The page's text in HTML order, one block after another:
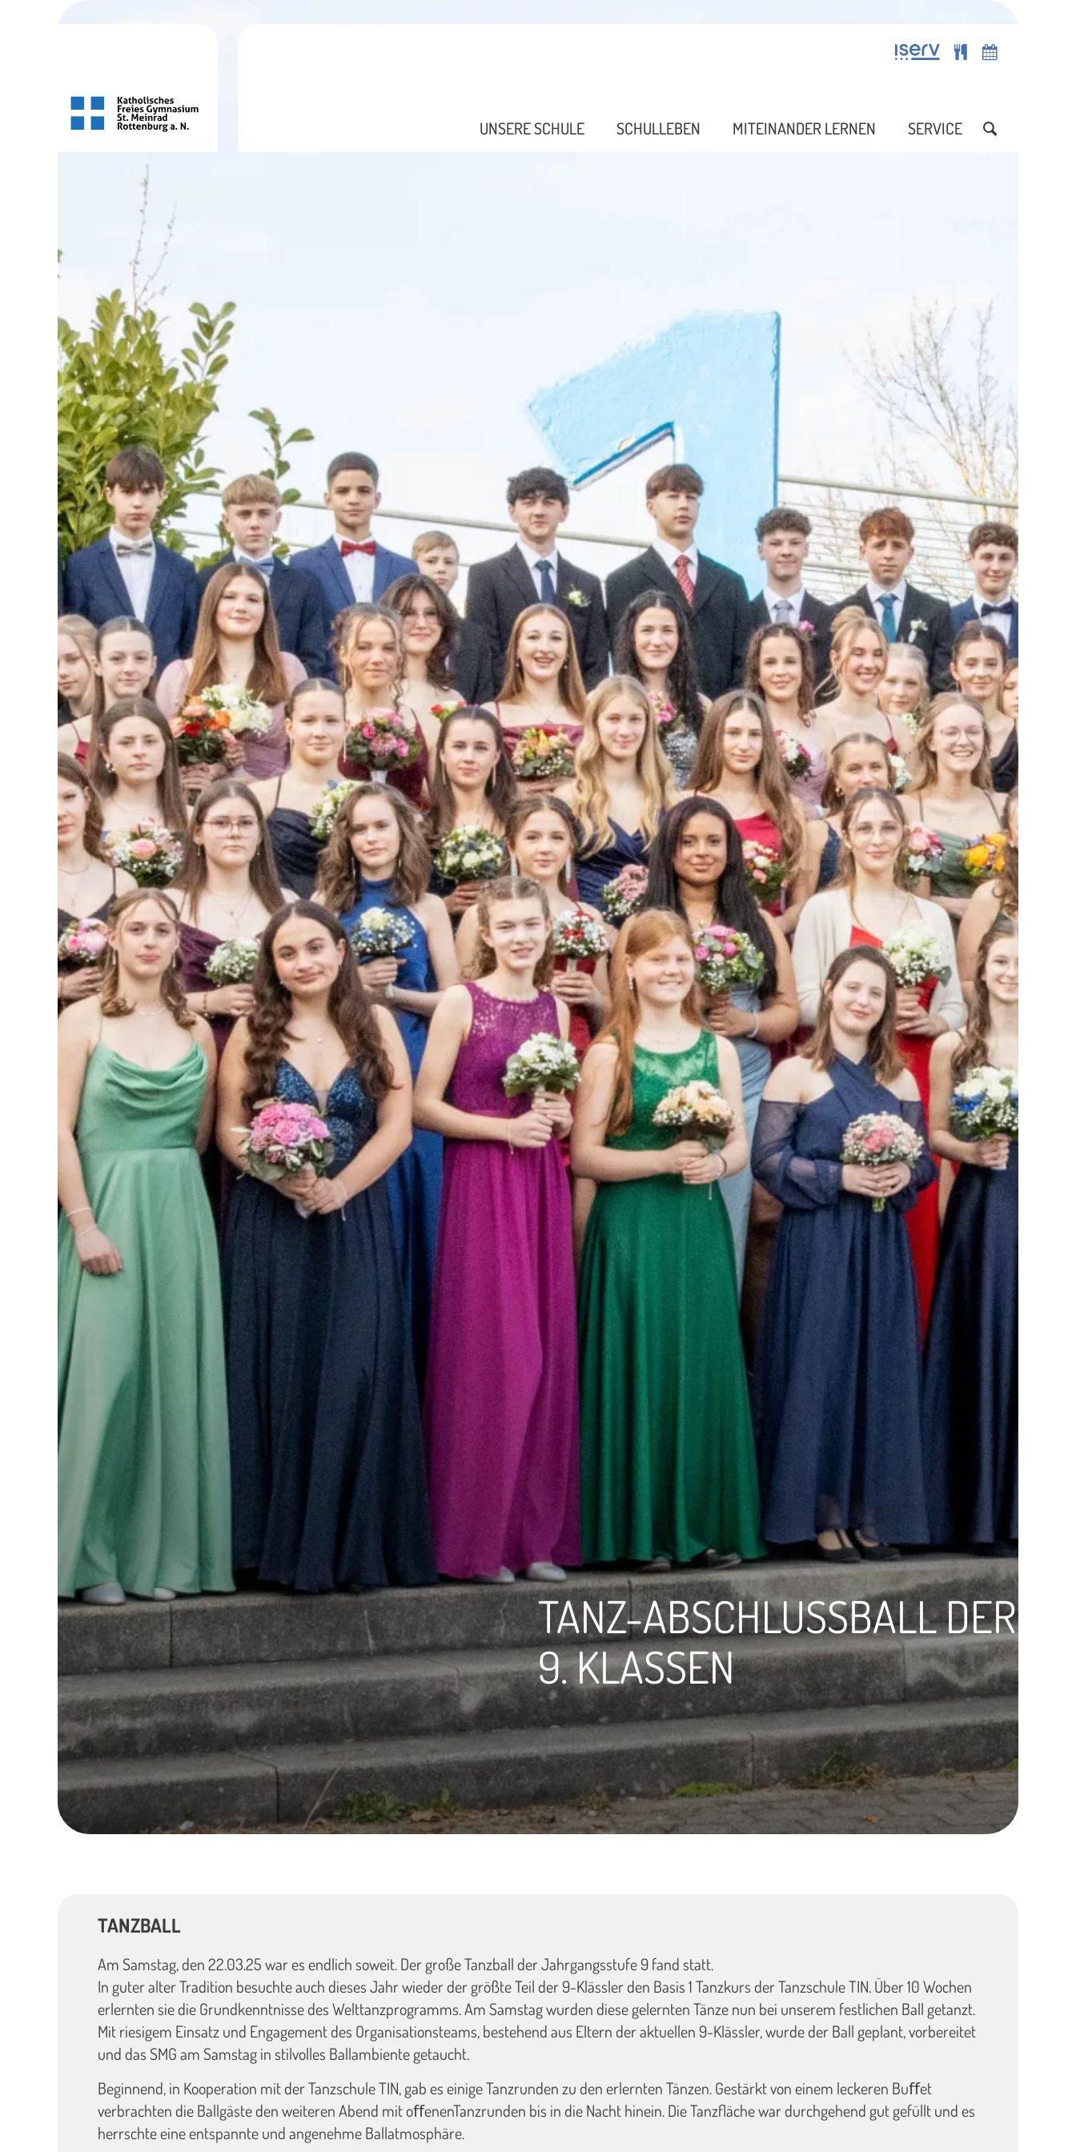
UNSERE SCHULE SCHULLEBEN MITEINANDER LERNEN SERVICE
TANZ-ABSCHLUSSBALL DER
9. KLASSEN
TANZBALL
Am Samstag, den 22.03.25 war es endlich soweit. Der große Tanzball der Jahrgangsstufe 9 fand statt.
In guter alter Tradition besuchte auch dieses Jahr wieder der größte Teil der 9-Klässler den Basis 1 Tanzkurs der Tanzschule TIN. Über 10 Wochen
erlernten sie die Grundkenntnisse des Welttanzprogramms. Am Samstag wurden diese gelernten Tänze nun bei unserem festlichen Ball getanzt.
Mit riesigem Einsatz und Engagement des Organisationsteams, bestehend aus Eltern der aktuellen 9-Klässler, wurde der Ball geplant, vorbereitet
und das SMG am Samstag in stilvolles Ballambiente getaucht.
Beginnend, in Kooperation mit der Tanzschule TIN, gab es einige Tanzrunden zu den erlernten Tänzen. Gestärkt von einem leckeren Buﬀet
verbrachten die Ballgäste den weiteren Abend mit oﬀenenTanzrunden bis in die Nacht hinein. Die Tanzfläche war durchgehend gut gefüllt und es
herrschte eine entspannte und angenehme Ballatmosphäre.